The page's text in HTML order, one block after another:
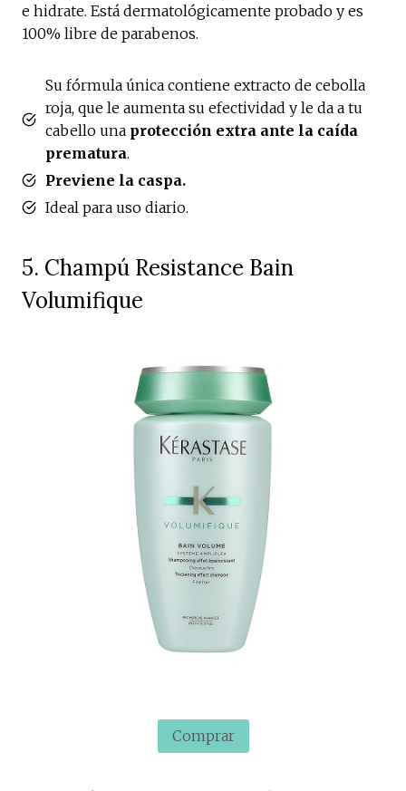
e hidrate. Está dermatológicamente probado y es
100% libre de parabenos.
Su fórmula única contiene extracto de cebolla
roja, que le aumenta su efectividad y le da a tu
cabello una protección extra ante la caída
prematura.
Previene la caspa.
Ideal para uso diario.
5. Champú Resistance Bain
Volumifique
Comprar